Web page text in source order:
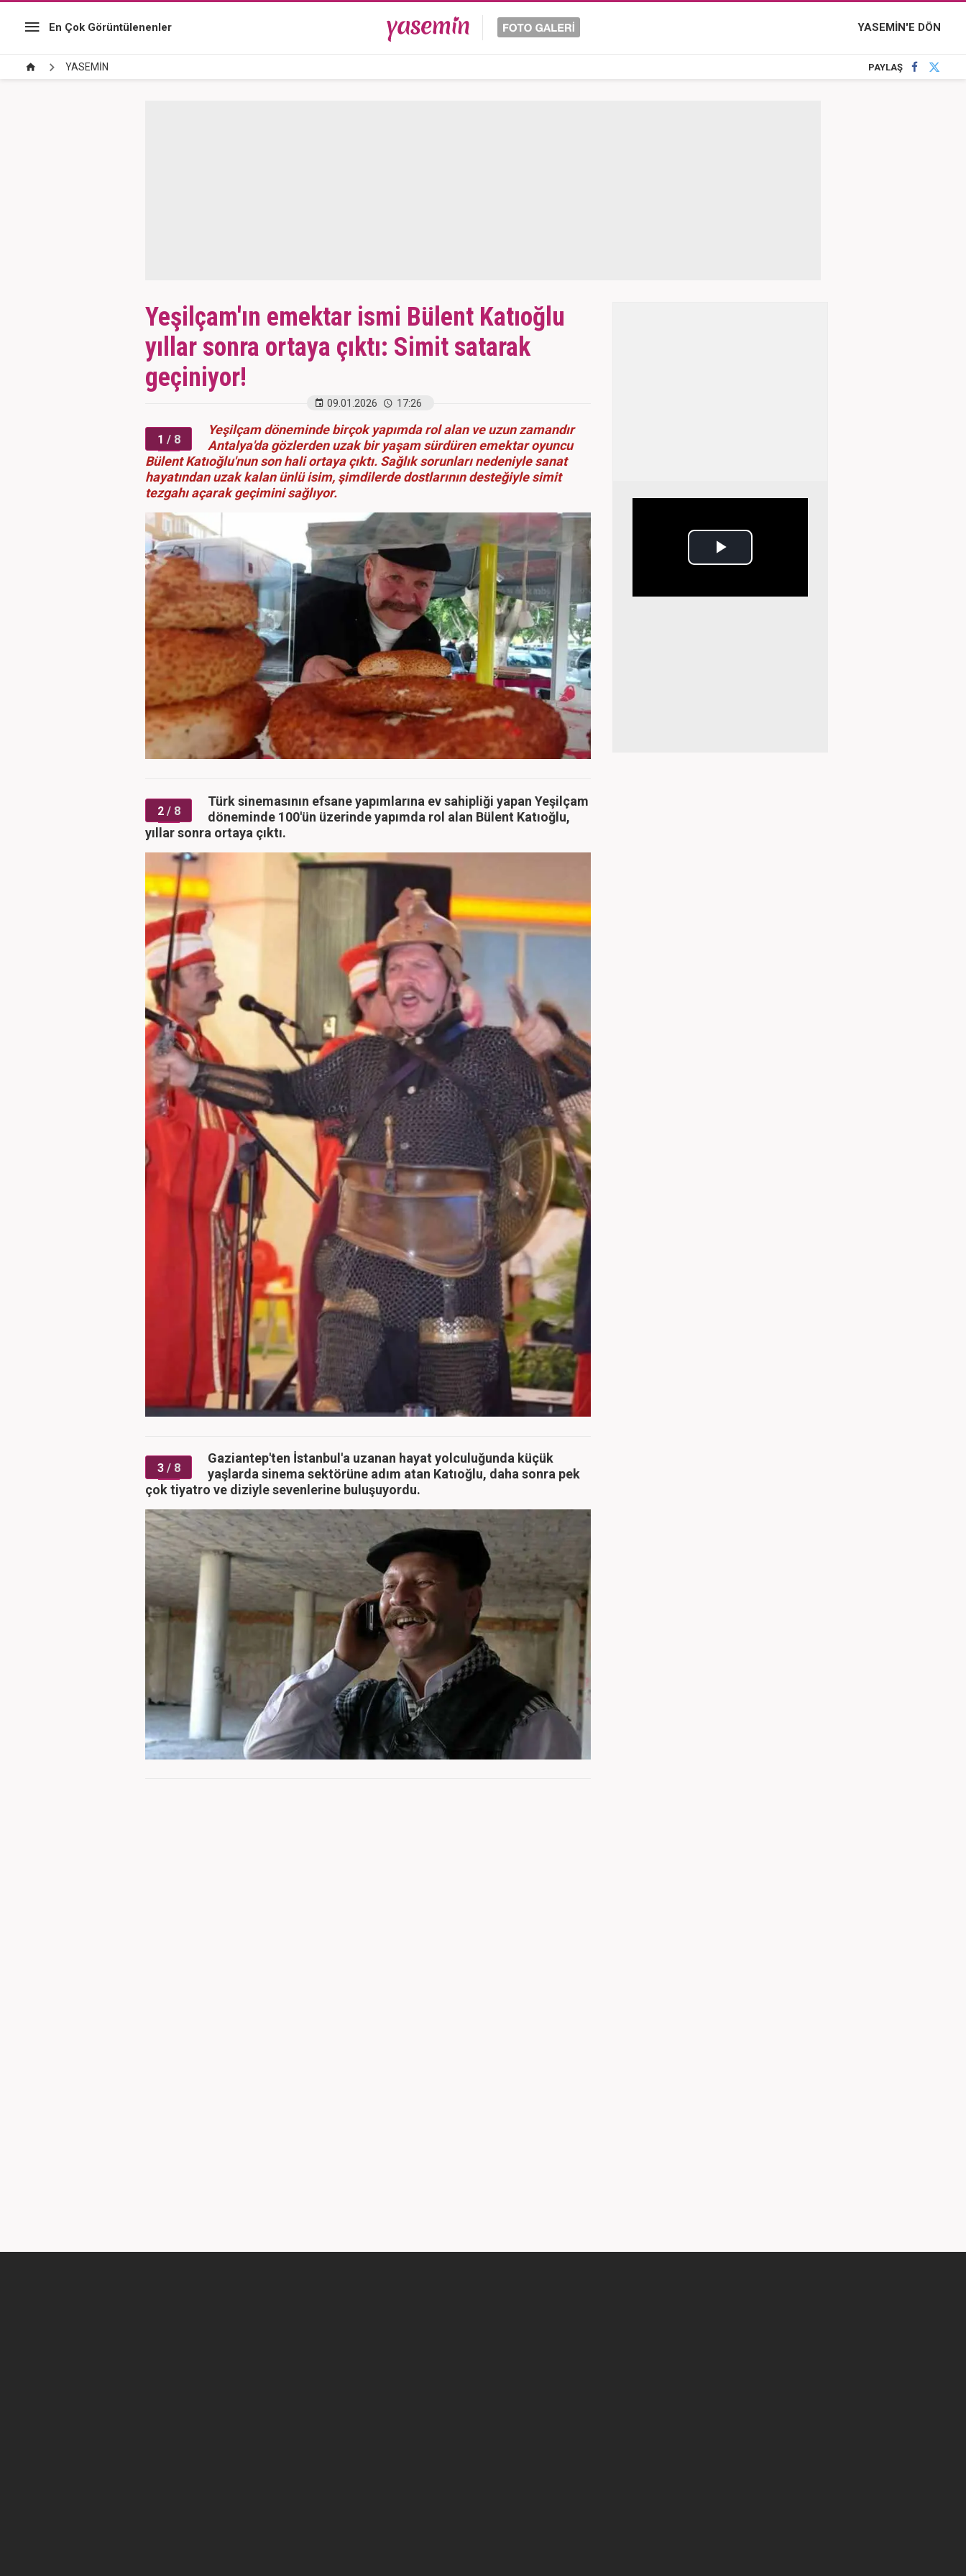
En Çok Görüntülenenler YASEMİN'E DÖN
YASEMİN PAYLAŞ
Yeşilçam'ın emektar ismi Bülent Katıoğlu
yıllar sonra ortaya çıktı: Simit satarak
geçiniyor!
09.01.2026 17:26
1 / 8
Yeşilçam döneminde birçok yapımda rol alan ve uzun zamandır
Antalya'da gözlerden uzak bir yaşam sürdüren emektar oyuncu
Bülent Katıoğlu'nun son hali ortaya çıktı. Sağlık sorunları nedeniyle sanat
hayatından uzak kalan ünlü isim, şimdilerde dostlarının desteğiyle simit
tezgahı açarak geçimini sağlıyor.
2 / 8
Türk sinemasının efsane yapımlarına ev sahipliği yapan Yeşilçam
döneminde 100'ün üzerinde yapımda rol alan Bülent Katıoğlu,
yıllar sonra ortaya çıktı.
3 / 8
Gaziantep'ten İstanbul'a uzanan hayat yolculuğunda küçük
yaşlarda sinema sektörüne adım atan Katıoğlu, daha sonra pek
çok tiyatro ve diziyle sevenlerine buluşuyordu.